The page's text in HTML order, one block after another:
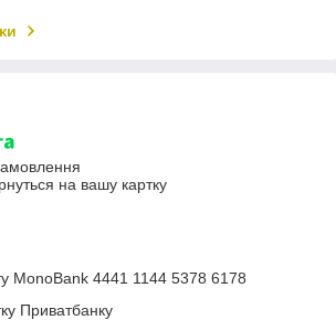
на вашу картку
MonoBank 4441 1144 5378 6178
Приватбанку